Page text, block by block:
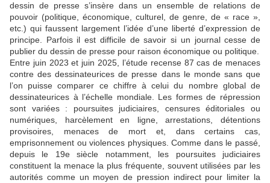
dessin de presse s’insère dans un ensemble de relations de
pouvoir (politique, économique, culturel, de genre, de « race »,
etc.) qui faussent largement l’idée d’une liberté d’expression de
principe. Parfois il est difficile de savoir si un journal cesse de
publier du dessin de presse pour raison économique ou politique.
Entre juin 2023 et juin 2025, l’étude recense 87 cas de menaces
contre des dessinateurices de presse dans le monde sans que
l’on puisse comparer ce chiffre à celui du nombre global de
dessinateurices à l’échelle mondiale. Les formes de répression
sont variées : poursuites judiciaires, censures éditoriales ou
numériques, harcèlement en ligne, arrestations, détentions
provisoires, menaces de mort et, dans certains cas,
emprisonnement ou violences physiques. Comme dans le passé,
depuis le 19e siècle notamment, les poursuites judiciaires
constituent la menace la plus fréquente, souvent utilisées par les
autorités comme un moyen de pression indirect pour limiter la